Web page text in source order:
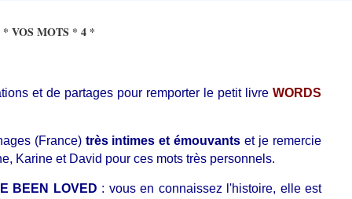
* VOS MOTS * 4 *
et de partages pour remporter le petit livre WORDS
(France) très intimes et émouvants et je remercie
Karine et David pour ces mots très personnels.
BEEN LOVED : vous en connaissez l'histoire, elle est